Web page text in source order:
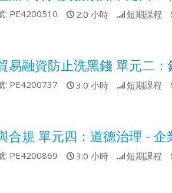
: PE4200510 2.0 小時 短期課程
易融資防止洗黑錢 單元二
: PE4200737 3.0 小時 短期課程
合規 單元四：道德治理 -
: PE4200869 3.0 小時 短期課程